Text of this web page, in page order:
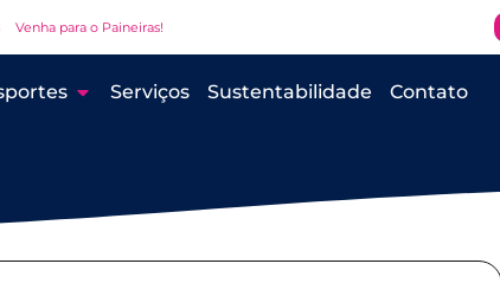
Venha para o Paineiras!
Serviços Sustentabilidade Contato